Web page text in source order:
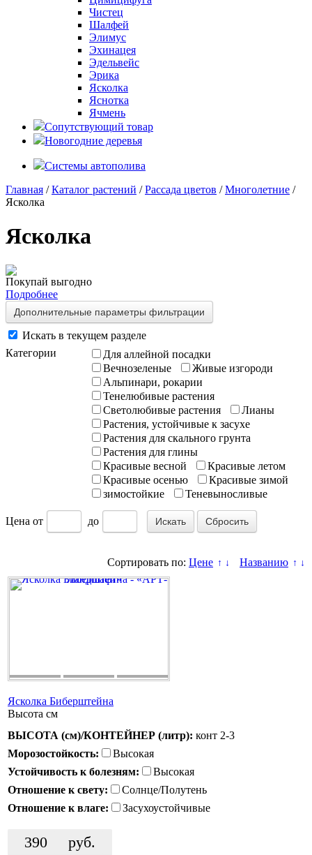
Чистец
Шалфей
Элимус
Эхинацея
Эдельвейс
Эрика
Ясколка
Яснотка
Ячмень
Сопутствующий товар
Новогодние деревья
Системы автополива
Главная /Каталог растений /Рассада цветов /Многолетние /
Ясколка
Ясколка
Покупай выгодно
Подробнее
Дополнительные параметры фильтрации
Искать в текущем разделе
Категории
Для аллейной посадки
Вечнозеленые
Живые изгороди
Альпинари, рокарии
Тенелюбивые растения
Светолюбивые растения
Лианы
Растения, устойчивые к засухе
Растения для скального грунта
Растения для глины
Красивые весной
Красивые летом
Красивые осенью
Красивые зимой
зимостойкие
Теневыносливые
Цена от до Сбросить
Сортировать по: Цене ↑ ↓ Названию ↑ ↓
Ясколка Биберштейна
Высота см
ВЫСОТА (см)/КОНТЕЙНЕР (литр): конт 2-3
Морозостойкость:
Высокая
Устойчивость к болезням:
Высокая
Отношение к свету:
Солнце/Полутень
Отношение к влаге:
Засухоустойчивые
390 руб.